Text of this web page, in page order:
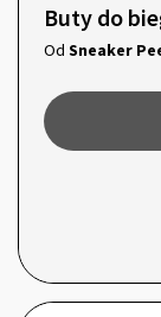
Buty do
Od Sneaker